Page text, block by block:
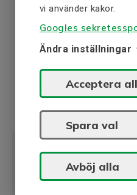
vi använder kakor.
Googles
Ändra inställningar
Acceptera
Spara val
Avböj alla
Integritetspolicy för
Integritetspolicy för
Tel:0499-271 00